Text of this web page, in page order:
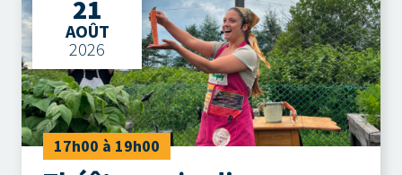
21
AOÛT
2026
17h00 à 19h00